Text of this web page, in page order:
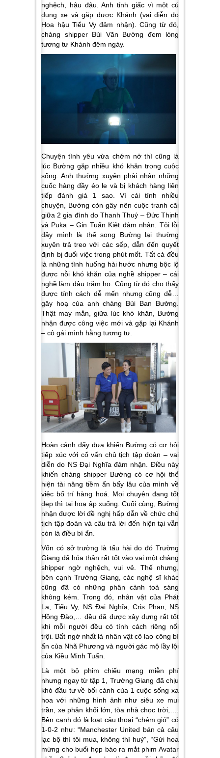
nghệch, hậu đậu. Anh tỉnh giấc vì một cú
đụng xe và gặp được Khánh (vai diễn do
Hoa hậu Tiểu Vy đảm nhận). Cũng từ đó,
chàng shipper Bùi Văn Bường đem lòng
tương tư Khánh đêm ngày.
Chuyện tình yêu vừa chớm nở thì cũng là
lúc Bường gặp nhiều khó khăn trong cuộc
sống. Anh thường xuyên phải nhận những
cuốc hàng đầy éo le và bị khách hàng liên
tiếp đánh giá 1 sao. Vì cái tính nhiều
chuyện, Bường còn gây nên cuộc tranh cãi
giữa 2 gia đình do Thanh Thuý – Đức Thịnh
và Puka – Gin Tuấn Kiệt đảm nhận. Tội lỗi
đầy mình là thế song Bường lại thường
xuyên trả treo với các sếp, dẫn đến quyết
định bị đuổi việc trong phút mốt. Tất cả đều
là những tình huống hài hước nhưng bộc lộ
được nỗi khó khăn của nghề shipper – cái
nghề làm dâu trăm họ. Cũng từ đó cho thấy
được tính cách dễ mến nhưng cũng dễ…
gây hoạ của anh chàng Bùi Ban Bường.
Thật may mắn, giữa lúc khó khăn, Bường
nhận được công việc mới và gặp lại Khánh
– cô gái mình hằng tương tư.
Hoàn cảnh đẩy đưa khiến Bường có cơ hội
tiếp xúc với cố vấn chủ tịch tập đoàn – vai
diễn do NS Đại Nghĩa đảm nhận. Điều này
khiến chàng shipper Bường có cơ hội thể
hiện tài năng tiềm ẩn bấy lâu của mình về
việc bố trí hàng hoá. Mọi chuyện đang tốt
đẹp thì tai hoạ ập xuống. Cuối cùng, Bường
nhận được lời đề nghị hấp dẫn về chức chủ
tịch tập đoàn và câu trả lời đến hiện tại vẫn
còn là điều bí ẩn.
Vốn có sở trường là tấu hài do đó Trường
Giang đã hóa thân rất tốt vào vai một chàng
shipper ngờ nghệch, vui vẻ. Thế nhưng,
bên cạnh Trường Giang, các nghệ sĩ khác
cũng đã có những phân cảnh toả sáng
không kém. Trong đó, nhân vật của Phát
La, Tiểu Vy, NS Đại Nghĩa, Cris Phan, NS
Hồng Đào,… đều đã được xây dựng rất tốt
khi mỗi người đều có tính cách riêng nổi
trội. Bất ngờ nhất là nhân vật cô lao công bí
ẩn của Nhã Phương và người gác mộ lầy lội
của Kiều Minh Tuấn.
Là một bộ phim chiếu mạng miễn phí
nhưng ngay từ tập 1, Trường Giang đã chịu
khó đầu tư về bối cảnh của 1 cuộc sống xa
hoa với những hình ảnh như siêu xe mui
trần, xe phân khối lớn, tòa nhà chọc trời,….
Bên cạnh đó là loạt câu thoại “chém gió” có
1-0-2 như: “Manchester United bán cả câu
lạc bộ thì tôi mua, không thì huỷ”, “Gửi hoa
mừng cho buổi họp báo ra mắt phim Avatar